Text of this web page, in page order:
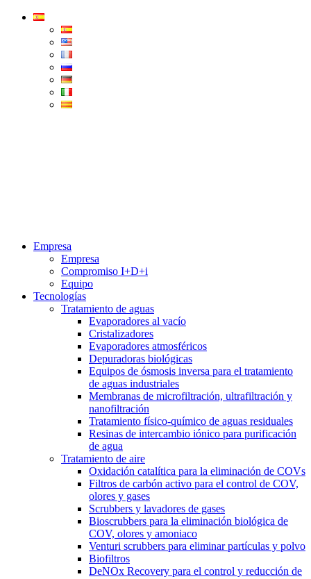
Condorchem
Empresa
Empresa
Compromiso I+D+i
Equipo
Tecnologías
Tratamiento de aguas
Evaporadores al vacío
Cristalizadores
Evaporadores atmosféricos
Depuradoras biológicas
Equipos de ósmosis inversa para el tratamiento
de aguas industriales
Membranas de microfiltración, ultrafiltración y
nanofiltración
Tratamiento físico-químico de aguas residuales
Resinas de intercambio iónico para purificación
de agua
Tratamiento de aire
Oxidación catalítica para la eliminación de COVs
Filtros de carbón activo para el control de COV,
olores y gases
Scrubbers y lavadores de gases
Bioscrubbers para la eliminación biológica de
COV, olores y amoniaco
Venturi scrubbers para eliminar partículas y polvo
Biofiltros
DeNOx Recovery para el control y reducción de